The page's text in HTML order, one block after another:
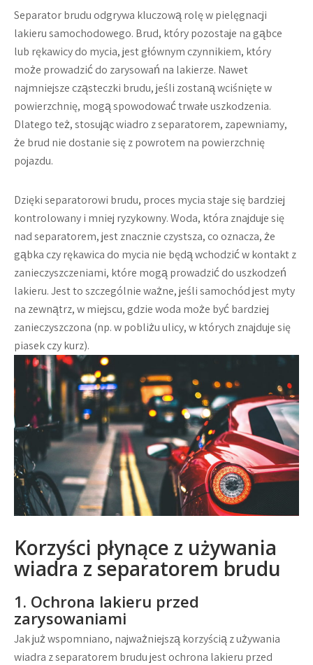
Separator brudu odgrywa kluczową rolę w pielęgnacji
lakieru samochodowego. Brud, który pozostaje na gąbce
lub rękawicy do mycia, jest głównym czynnikiem, który
może prowadzić do zarysowań na lakierze. Nawet
najmniejsze cząsteczki brudu, jeśli zostaną wciśnięte w
powierzchnię, mogą spowodować trwałe uszkodzenia.
Dlatego też, stosując wiadro z separatorem, zapewniamy,
że brud nie dostanie się z powrotem na powierzchnię
pojazdu.
Dzięki separatorowi brudu, proces mycia staje się bardziej
kontrolowany i mniej ryzykowny. Woda, która znajduje się
nad separatorem, jest znacznie czystsza, co oznacza, że
gąbka czy rękawica do mycia nie będą wchodzić w kontakt z
zanieczyszczeniami, które mogą prowadzić do uszkodzeń
lakieru. Jest to szczególnie ważne, jeśli samochód jest myty
na zewnątrz, w miejscu, gdzie woda może być bardziej
zanieczyszczona (np. w pobliżu ulicy, w których znajduje się
piasek czy kurz).
Korzyści płynące z używania
wiadra z separatorem brudu
1. Ochrona lakieru przed
zarysowaniami
Jak już wspomniano, najważniejszą korzyścią z używania
wiadra z separatorem brudu jest ochrona lakieru przed